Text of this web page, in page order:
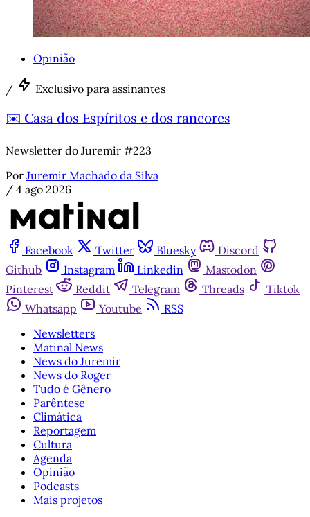
Opinião
/ Exclusivo para assinantes
✉️ Casa dos Espíritos e dos rancores
Newsletter do Juremir #223
Por Juremir Machado da Silva
/ 4 ago 2026
Facebook Twitter Bluesky
Discord
Github
Instagram Linkedin
Mastodon
Pinterest
Reddit Telegram Threads
Tiktok
Whatsapp
Youtube
RSS
Newsletters
Matinal News
News do Juremir
News do Roger
Tudo é Gênero
Parêntese
Climática
Reportagem
Cultura
Agenda
Opinião
Podcasts
Mais projetos